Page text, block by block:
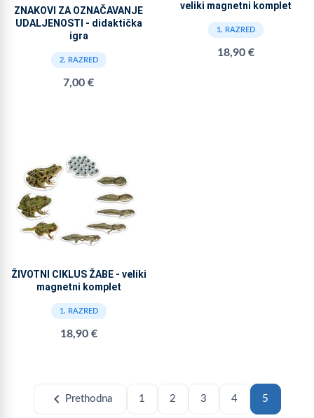
ZNAKOVI ZA OZNAČAVANJE
UDALJENOSTI - didaktička
igra
2. RAZRED
7,00 €
veliki magnetni komplet
1. RAZRED
18,90 €
ŽIVOTNI CIKLUS ŽABE - veliki
magnetni komplet
1. RAZRED
18,90 €
chevron_left Prethodna 1 2 3 4 5